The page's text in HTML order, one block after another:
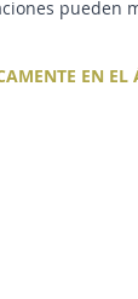
pueden
EN